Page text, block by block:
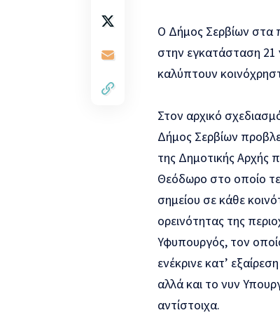
Ο Δήμος Σερβίων στα
στην εγκατάσταση 21
καλύπτουν
Στον αρχικό
Δήμος Σερβίων
της Δημοτικής Αρχής
Θεόδωρο στο οποίο
σημείου σε κάθε
ορεινότητας της
Υφυπουργός, τον
ενέκρινε κατ’
αλλά και το νυν
αντίστοιχα.